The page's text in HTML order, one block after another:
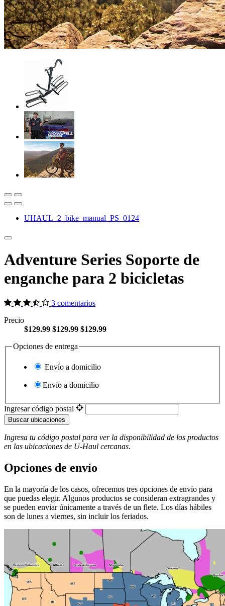
UHAUL_2_bike_manual_PS_0124
Adventure Series Soporte de
enganche para 2 bicicletas
3 comentarios
Precio
$129.99 $129.99 $129.99
Opciones de entrega
Envío a domicilio
Envío a domicilio
Ingresar código postal
Buscar ubicaciones
Ingresa tu código postal para ver la disponibilidad de los productos
en las ubicaciones de U-Haul ​​​​​​​ cercanas.
Opciones de envío
En la mayoría de los casos, ofrecemos tres opciones de envío para
que puedas elegir. Algunos productos se consideran extragrandes y
se pueden enviar únicamente a través de un flete. Los días hábiles
son de lunes a viernes, sin incluir los feriados.